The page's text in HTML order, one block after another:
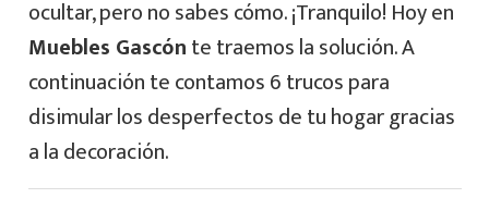
ocultar, pero no sabes cómo. ¡Tranquilo! Hoy en
Muebles Gascónte traemos la solución. A
continuación te contamos 6 trucos para
disimular los desperfectos de tu hogar gracias
a la decoración.